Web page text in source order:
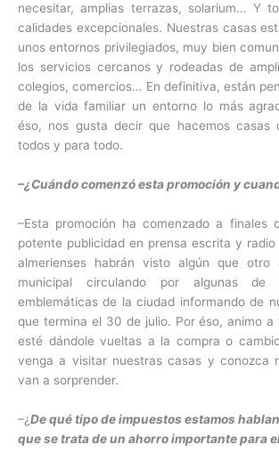
necesitar, amplias terrazas, solarium… Y
calidades excepcionales. Nuestras casas
unos entornos privilegiados, muy bien
los servicios cercanos y rodeadas de
colegios, comercios… En definitiva, están
de la vida familiar un entorno lo más
éso, nos gusta decir que hacemos casas
todos y para todo.
–¿Cuándo comenzó esta promoción y
–Esta promoción ha comenzado a finales
potente publicidad en prensa escrita y
almerienses habrán visto algún que otro
municipal circulando por algunas
emblemáticas de la ciudad informando de
que termina el 30 de julio. Por éso, animo a
esté dándole vueltas a la compra o
venga a visitar nuestras casas y conozca
van a sorprender.
–¿De qué tipo de impuestos estamos
que se trata de un ahorro importante para